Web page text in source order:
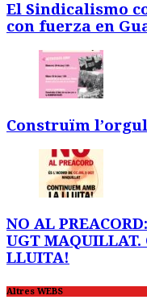
El Sindicalismo
con fuerza en
Construïm
NO AL
UGT MAQUILLAT.
LLUITA!
Altres WEBS